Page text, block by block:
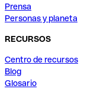
Prensa
Personas y planeta
RECURSOS
Centro de recursos
Blog
Glosario